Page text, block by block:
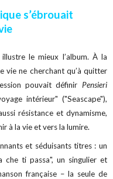
s’ébrouait
le mieux l’album. À la
vie ne cherchant qu’à quitter
pouvait définir Pensieri
intérieur" ("Seascape"),
résistance et dynamisme,
à la vie et vers la lumire.
et séduisants titres : un
che ti passa", un singulier et
française – la seule de